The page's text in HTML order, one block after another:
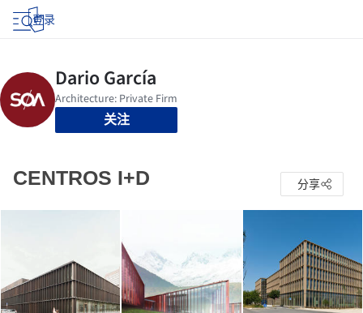
登录
关注
CENTROS I+D 分享